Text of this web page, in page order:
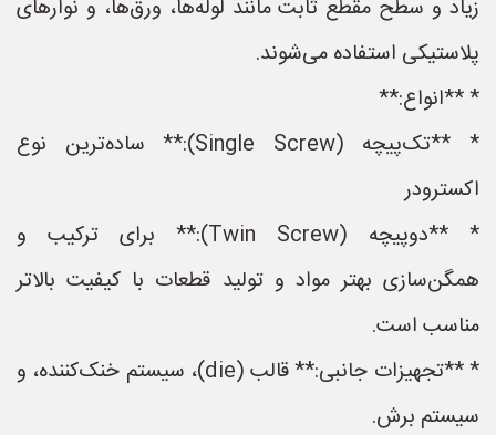
زیاد و سطح مقطع ثابت مانند لوله‌ها، ورق‌ها، و نوارهای
پلاستیکی استفاده می‌شوند.
* **انواع:**
* **تک‌پیچه (Single Screw):** ساده‌ترین نوع
اکسترودر
* **دوپیچه (Twin Screw):** برای ترکیب و
همگن‌سازی بهتر مواد و تولید قطعات با کیفیت بالاتر
مناسب است.
* **تجهیزات جانبی:** قالب (die)، سیستم خنک‌کننده، و
سیستم برش.